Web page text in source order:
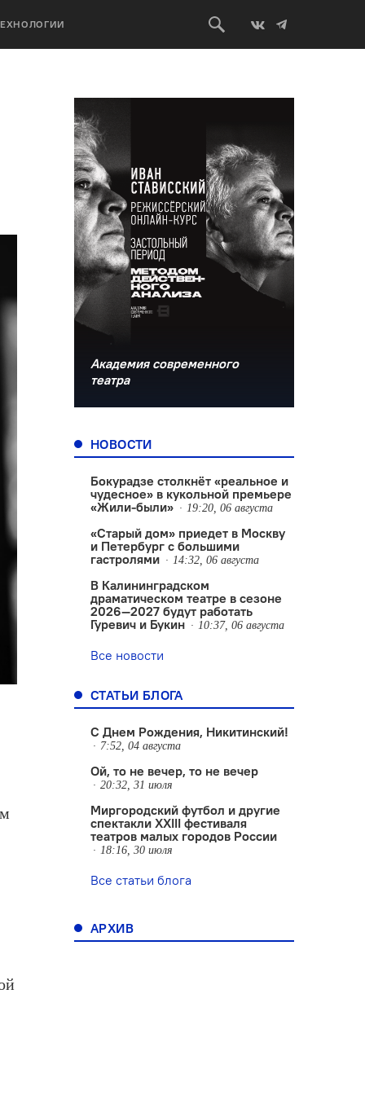
Академия современного
театра
НОВОСТИ
Бокурадзе столкнëт «реальное и
чудесное» в кукольной премьере
«Жили-были»
19:20, 06 августа
«Старый дом» приедет в Москву
и Петербург с большими
гастролями
14:32, 06 августа
В Калининградском
драматическом театре в сезоне
2026—2027 будут работать
Гуревич и Букин
10:37, 06 августа
Все новости
СТАТЬИ БЛОГА
С Днем Рождения, Никитинский!
7:52, 04 августа
Ой, то не вечер, то не вечер
20:32, 31 июля
Миргородский футбол и другие
спектакли XXIII фестиваля
театров малых городов России
18:16, 30 июля
Все статьи блога
АРХИВ